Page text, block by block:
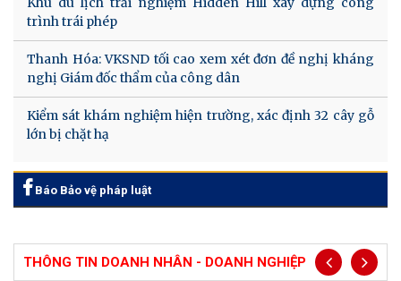
trình trái phép
Thanh Hóa: VKSND tối cao xem xét đơn đề nghị kháng
nghị Giám đốc thẩm của công dân
Kiểm sát khám nghiệm hiện trường, xác định 32 cây gỗ
lớn bị chặt hạ
Báo Bảo vệ pháp luật
THÔNG TIN DOANH NHÂN - DOANH NGHIỆP